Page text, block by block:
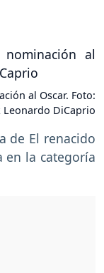
al Oscar. Foto:
Leonardo DiCaprio
de El renacido
en la categoría